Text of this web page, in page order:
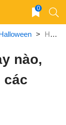
0
> Halloween 2020 là ngày nào, nguồn gốc và ý nghĩa, các hoạt động chính
nào,
các